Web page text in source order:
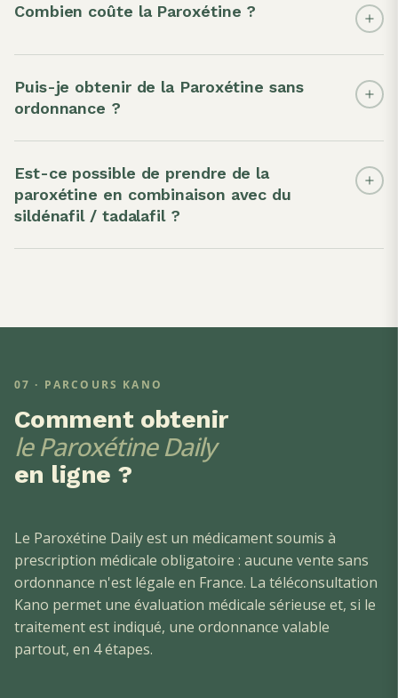
Combien coûte la Paroxétine ?
Puis-je obtenir de la Paroxétine sans
ordonnance ?
Est-ce possible de prendre de la
paroxétine en combinaison avec du
sildénafil / tadalafil ?
07 · PARCOURS KANO
Comment obtenir
le Paroxétine Daily
en ligne ?
Le Paroxétine Dailyest un médicament soumis à
prescription médicale obligatoire : aucune vente sans
ordonnance n'est légale en France. La téléconsultation
Kano permet une évaluation médicale sérieuse et, si le
traitement est indiqué, une ordonnance valable
partout, en 4 étapes.